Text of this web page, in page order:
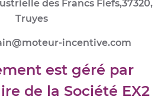
des Francs Fiefs,37320,
Truyes
incentive.com
est géré par
de la Société EX2